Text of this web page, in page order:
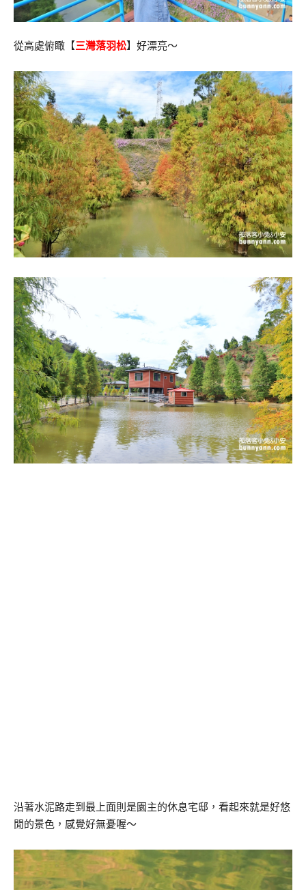
從高處俯瞰【三灣落羽松】好漂亮～
沿著水泥路走到最上面則是園主的休息宅邸，看起來就是好悠
閒的景色，感覺好無憂喔～